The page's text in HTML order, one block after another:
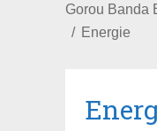
Gorou Banda
Energie